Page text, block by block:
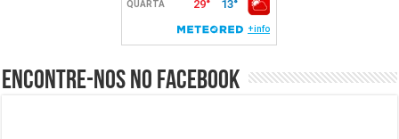
Encontre-nos no Facebook